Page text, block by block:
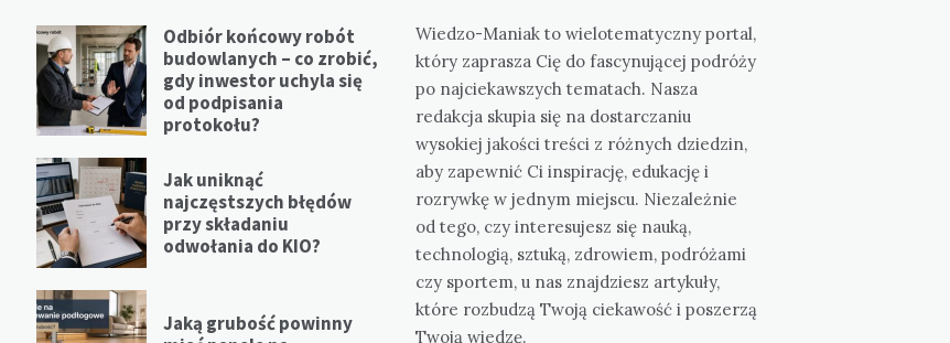
Odbiór końcowy robót
budowlanych – co zrobić,
gdy inwestor uchyla się
od podpisania
protokołu?
Jak uniknąć
najczęstszych błędów
przy składaniu
odwołania do KIO?
Jaką grubość powinny
Wiedzo-Maniak to wielotematyczny portal,
który zaprasza Cię do fascynującej podróży
po najciekawszych tematach. Nasza
redakcja skupia się na dostarczaniu
wysokiej jakości treści z różnych dziedzin,
aby zapewnić Ci inspirację, edukację i
rozrywkę w jednym miejscu. Niezależnie
od tego, czy interesujesz się nauką,
technologią, sztuką, zdrowiem, podróżami
czy sportem, u nas znajdziesz artykuły,
które rozbudzą Twoją ciekawość i poszerzą
Twoją wiedzę.